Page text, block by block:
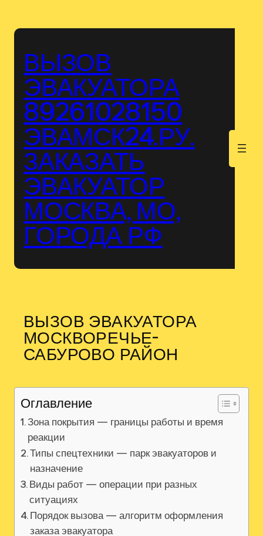
ВЫЗОВ
ЭВАКУАТОРА
89261028150
ЭВАМСК24.РУ.
ЗАКАЗАТЬ
ЭВАКУАТОР
МОСКВА, МО,
ГОРОДА РФ
ВЫЗОВ ЭВАКУАТОРА
МОСКВОРЕЧЬЕ-
САБУРОВО РАЙОН
Оглавление
Зона покрытия — границы работы и время
реакции
Типы спецтехники — парк эвакуаторов и
назначение
Виды работ — операции при разных
ситуациях
Порядок вызова — алгоритм оформления
заказа эвакуатора